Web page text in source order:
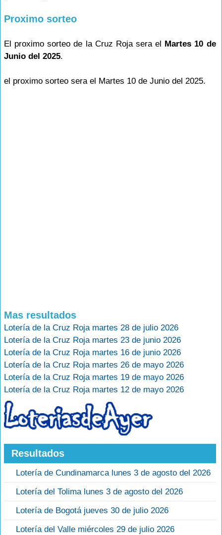
Proximo sorteo
El proximo sorteo de la Cruz Roja sera el Martes 10 de
Junio del 2025.
el proximo sorteo sera el Martes 10 de Junio del 2025.
Mas resultados
Lotería de la Cruz Roja martes 28 de julio 2026
Lotería de la Cruz Roja martes 23 de junio 2026
Lotería de la Cruz Roja martes 16 de junio 2026
Lotería de la Cruz Roja martes 26 de mayo 2026
Lotería de la Cruz Roja martes 19 de mayo 2026
Lotería de la Cruz Roja martes 12 de mayo 2026
Resultados
Lotería de Cundinamarca lunes 3 de agosto del 2026
Lotería del Tolima lunes 3 de agosto del 2026
Lotería de Bogotá jueves 30 de julio 2026
Lotería del Valle miércoles 29 de julio 2026